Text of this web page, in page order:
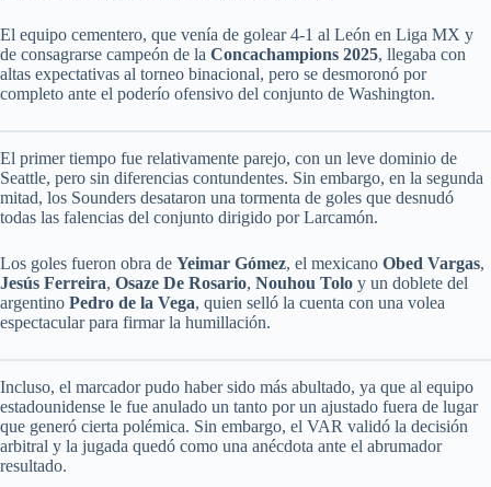
El equipo cementero, que venía de golear 4-1 al León en Liga MX y
de consagrarse campeón de la Concachampions 2025, llegaba con
altas expectativas al torneo binacional, pero se desmoronó por
completo ante el poderío ofensivo del conjunto de Washington.
El primer tiempo fue relativamente parejo, con un leve dominio de
Seattle, pero sin diferencias contundentes. Sin embargo, en la segunda
mitad, los Sounders desataron una tormenta de goles que desnudó
todas las falencias del conjunto dirigido por Larcamón.
Los goles fueron obra de Yeimar Gómez, el mexicano Obed Vargas,
Jesús Ferreira, Osaze De Rosario, Nouhou Tolo y un doblete del
argentino Pedro de la Vega, quien selló la cuenta con una volea
espectacular para firmar la humillación.
Incluso, el marcador pudo haber sido más abultado, ya que al equipo
estadounidense le fue anulado un tanto por un ajustado fuera de lugar
que generó cierta polémica. Sin embargo, el VAR validó la decisión
arbitral y la jugada quedó como una anécdota ante el abrumador
resultado.